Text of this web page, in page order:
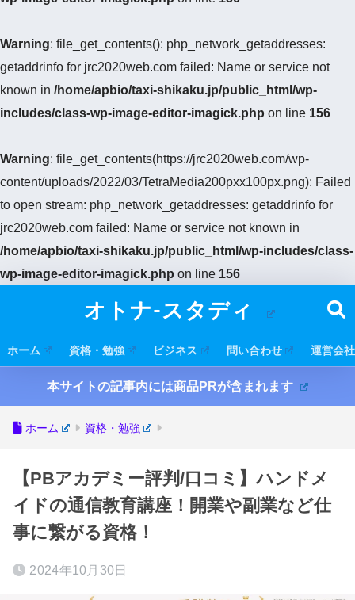
Warning: file_get_contents(): php_network_getaddresses:
getaddrinfo for jrc2020web.com failed: Name or service not
known in /home/apbio/taxi-shikaku.jp/public_html/wp-
includes/class-wp-image-editor-imagick.php on line 156
Warning: file_get_contents(https://jrc2020web.com/wp-
content/uploads/2022/03/TetraMedia200pxx100px.png): Failed
to open stream: php_network_getaddresses: getaddrinfo for
jrc2020web.com failed: Name or service not known in
/home/apbio/taxi-shikaku.jp/public_html/wp-includes/class-
wp-image-editor-imagick.php on line 156
オトナ-スタディ
ホーム 資格・勉強 ビジネス 問い合わせ 運営会社
本サイトの記事内には商品PRが含まれます
ホーム 資格・勉強
【PBアカデミー評判/口コミ】ハンドメ
イドの通信教育講座！開業や副業など仕
事に繋がる資格！
2024年10月30日